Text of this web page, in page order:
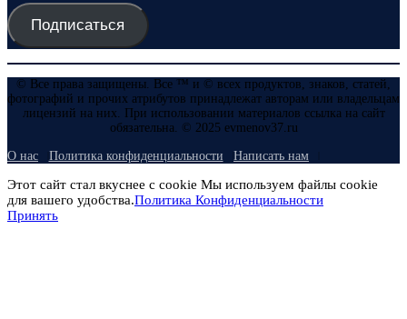
Подписаться
© Все права защищены. Все ™ и © всех продуктов, знаков, статей,
фотографий и прочих атрибутов принадлежат авторам или владельцам
лицензий на них. При использовании материалов ссылка на сайт
обязательна. © 2025 evmenov37.ru
О нас Политика конфиденциальности Написать нам
Этот сайт стал вкуснее с cookie Мы используем файлы cookie
для вашего удобства.Политика Конфиденциальности
Принять